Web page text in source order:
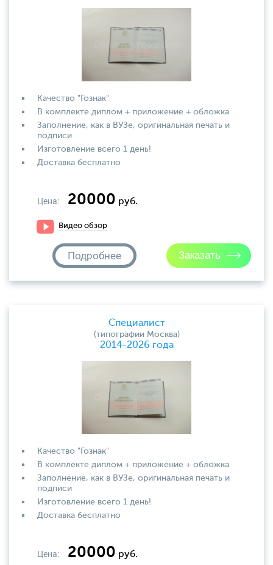
Качество "Гознак"
В комплекте диплом + приложение + обложка
Заполнение, как в ВУЗе, оригинальная печать и
подписи
Изготовление всего 1 день!
Доставка бесплатно
Цена: 20000 руб.
Видео обзор
Подробнее
Специалист
(типографии Москва)
2014-2026 года
Качество "Гознак"
В комплекте диплом + приложение + обложка
Заполнение, как в ВУЗе, оригинальная печать и
подписи
Изготовление всего 1 день!
Доставка бесплатно
Цена: 20000 руб.